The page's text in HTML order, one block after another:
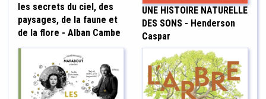
les secrets du ciel, des
paysages, de la faune et
de la flore - Alban Cambe
UNE HISTOIRE NATURELLE
DES SONS - Henderson
Caspar